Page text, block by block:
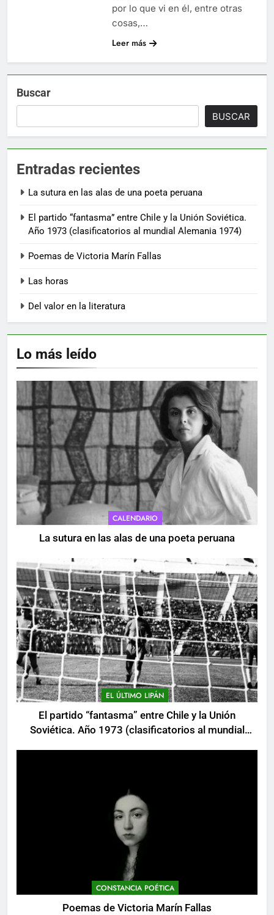
por lo que vi en él, entre otras
cosas,…
Leer más
Buscar
BUSCAR
Entradas recientes
La sutura en las alas de una poeta peruana
El partido “fantasma” entre Chile y la Unión Soviética.
Año 1973 (clasificatorios al mundial Alemania 1974)
Poemas de Victoria Marín Fallas
Las horas
Del valor en la literatura
Lo más leído
CALENDARIO
La sutura en las alas de una poeta peruana
EL ÚLTIMO LIPÁN
El partido “fantasma” entre Chile y la Unión
Soviética. Año 1973 (clasificatorios al mundial
CONSTANCIA POÉTICA
Poemas de Victoria Marín Fallas